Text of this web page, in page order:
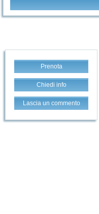
Prenota
Chiedi info
Lascia un commento